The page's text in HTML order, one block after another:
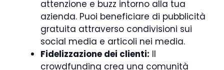
attenzione e buzz intorno alla tua
azienda. Puoi beneficiare di pubblicità
gratuita attraverso condivisioni sui
social media e articoli nei media.
Fidelizzazione dei clienti: Il
crowdfunding crea una comunità